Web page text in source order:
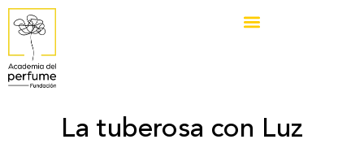
La tuberosa con Luz